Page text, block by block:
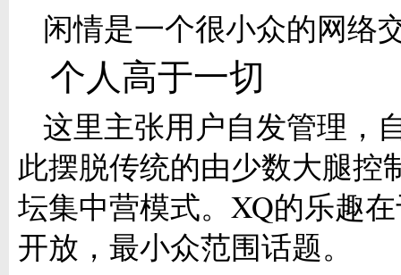
闲情是一个很小众的网络
个人高于一切
这里主张用户自发管理，
此摆脱传统的由少数大腿控
坛集中营模式。XQ的乐趣
开放，最小众范围话题。